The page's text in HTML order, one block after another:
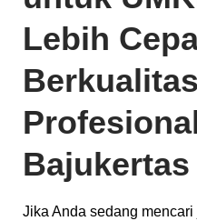
Lebih
Bajukertas
Jika Anda sedang